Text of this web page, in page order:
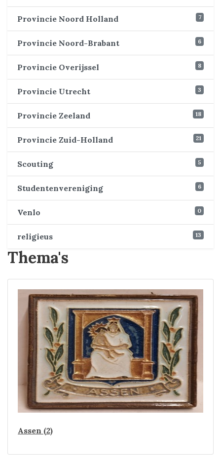
Provincie Noord Holland 7
Provincie Noord-Brabant 6
Provincie Overijssel 8
Provincie Utrecht 3
Provincie Zeeland 18
Provincie Zuid-Holland 21
Scouting 5
Studentenvereniging 6
Venlo 0
religieus 13
Thema's
Assen (2)